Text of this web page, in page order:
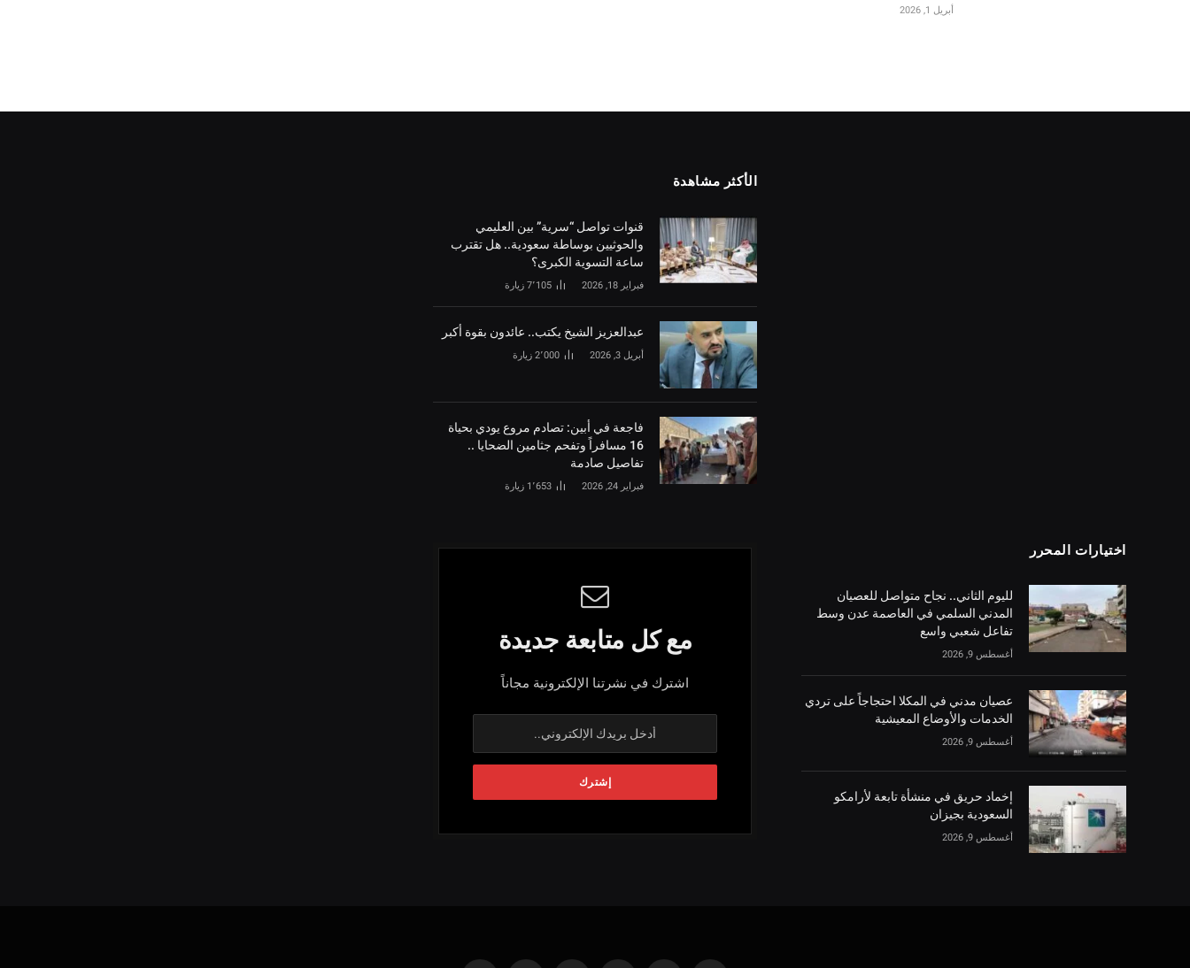
أبريل 1, 2026
الأكثر مشاهدة
قنوات تواصل “سرية” بين العليمي
والحوثيين بوساطة سعودية.. هل تقترب
ساعة التسوية الكبرى؟
فبراير 18, 2026 7٬105 زيارة
‏عبدالعزيز الشيخ يكتب.. عائدون بقوة أكبر
أبريل 3, 2026 2٬000 زيارة
فاجعة في أبين: تصادم مروع يودي بحياة
16 مسافراً وتفحم جثامين الضحايا ..
تفاصيل صادمة
فبراير 24, 2026 1٬653 زيارة
اختيارات المحرر
لليوم الثاني.. نجاح متواصل للعصيان
المدني السلمي في العاصمة عدن وسط
تفاعل شعبي واسع
أغسطس 9, 2026
عصيان مدني في المكلا احتجاجاً على تردي
الخدمات والأوضاع المعيشية
أغسطس 9, 2026
إخماد حريق في منشأة تابعة لأرامكو
السعودية بجيزان
أغسطس 9, 2026
مع كل متابعة جديدة
اشترك في نشرتنا الإلكترونية مجاناً